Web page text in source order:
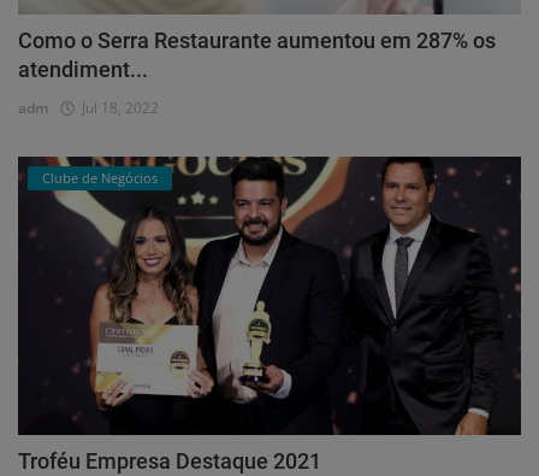
Como o Serra Restaurante aumentou em 287% os
atendiment...
adm Jul 18, 2022
Clube de Negócios
Troféu Empresa Destaque 2021